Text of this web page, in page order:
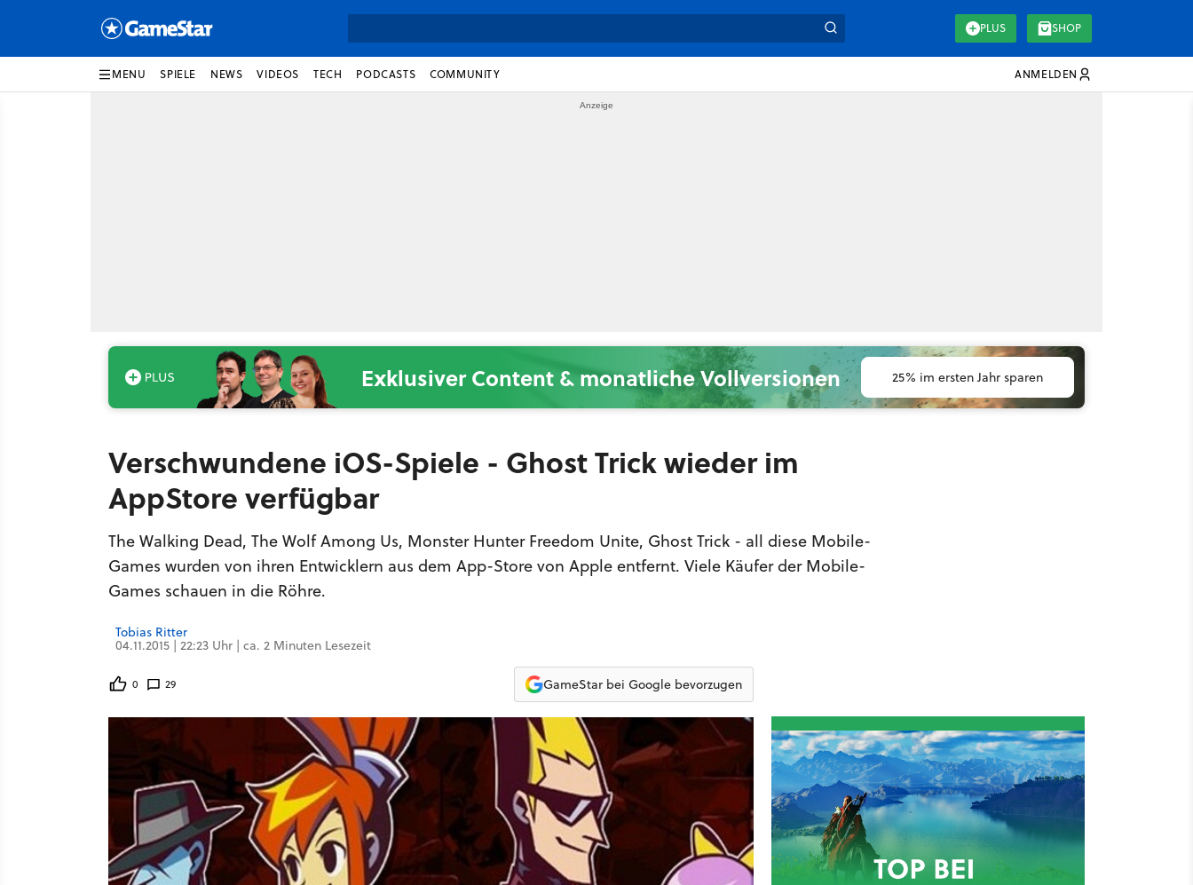
PLUS SHOP
MENU SPIELE NEWS VIDEOS TECH PODCASTS COMMUNITY ANMELDEN
Exklusiver Content & monatliche Vollversionen 25% im ersten Jahr sparen
Verschwundene iOS-Spiele - Ghost Trick wieder im
AppStore verfügbar
The Walking Dead, The Wolf Among Us, Monster Hunter Freedom Unite, Ghost Trick - all diese Mobile-
Games wurden von ihren Entwicklern aus dem App-Store von Apple entfernt. Viele Käufer der Mobile-
Games schauen in die Röhre.
Tobias Ritter
04.11.2015 | 22:23 Uhr | ca. 2 Minuten Lesezeit
0 29 GameStar bei Google bevorzugen